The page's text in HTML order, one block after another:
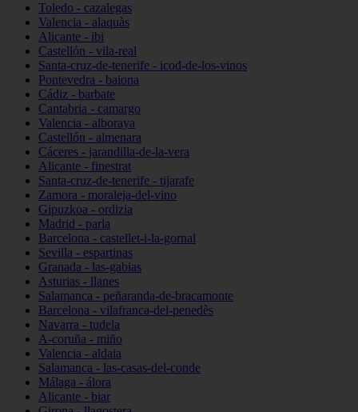
Toledo - cazalegas
Valencia - alaquàs
Alicante - ibi
Castellón - vila-real
Santa-cruz-de-tenerife - icod-de-los-vinos
Pontevedra - baiona
Cádiz - barbate
Cantabria - camargo
Valencia - alboraya
Castellón - almenara
Cáceres - jarandilla-de-la-vera
Alicante - finestrat
Santa-cruz-de-tenerife - tijarafe
Zamora - moraleja-del-vino
Gipuzkoa - ordizia
Madrid - parla
Barcelona - castellet-i-la-gornal
Sevilla - espartinas
Granada - las-gabias
Asturias - llanes
Salamanca - peñaranda-de-bracamonte
Barcelona - vilafranca-del-penedès
Navarra - tudela
A-coruña - miño
Valencia - aldaia
Salamanca - las-casas-del-conde
Málaga - álora
Alicante - biar